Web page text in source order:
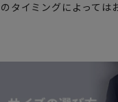
タイミングによっては